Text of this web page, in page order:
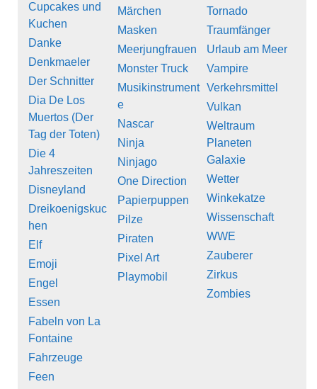
Cupcakes und
Kuchen
Danke
Denkmaeler
Der Schnitter
Dia De Los
Muertos (Der
Tag der Toten)
Die 4
Jahreszeiten
Disneyland
Dreikoenigskuc
hen
Elf
Emoji
Engel
Essen
Fabeln von La
Fontaine
Fahrzeuge
Feen
Märchen
Masken
Meerjungfrauen
Monster Truck
Musikinstrument
e
Nascar
Ninja
Ninjago
One Direction
Papierpuppen
Pilze
Piraten
Pixel Art
Playmobil
Tornado
Traumfänger
Urlaub am Meer
Vampire
Verkehrsmittel
Vulkan
Weltraum
Planeten
Galaxie
Wetter
Winkekatze
Wissenschaft
WWE
Zauberer
Zirkus
Zombies